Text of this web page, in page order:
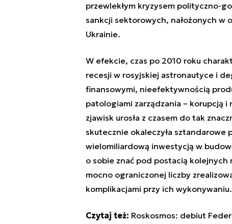
przewlekłym kryzysem polityczno-
sankcji sektorowych, nałożonych w
Ukrainie.
W efekcie, czas po 2010 roku
recesji w rosyjskiej astronautyce i
finansowymi, nieefektywnością
patologiami zarządzania – korupcją
zjawisk urosła z czasem do tak
skutecznie okaleczyła sztandarowe
wielomiliardową inwestycją w
o sobie znać pod postacią
mocno ograniczonej liczby
komplikacjami przy ich wykonywaniu.
Czytaj też: Roskosmos: debiut